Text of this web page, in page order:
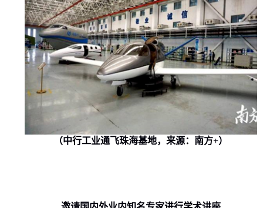
（中行工业通飞珠海基地，来源：南方+）